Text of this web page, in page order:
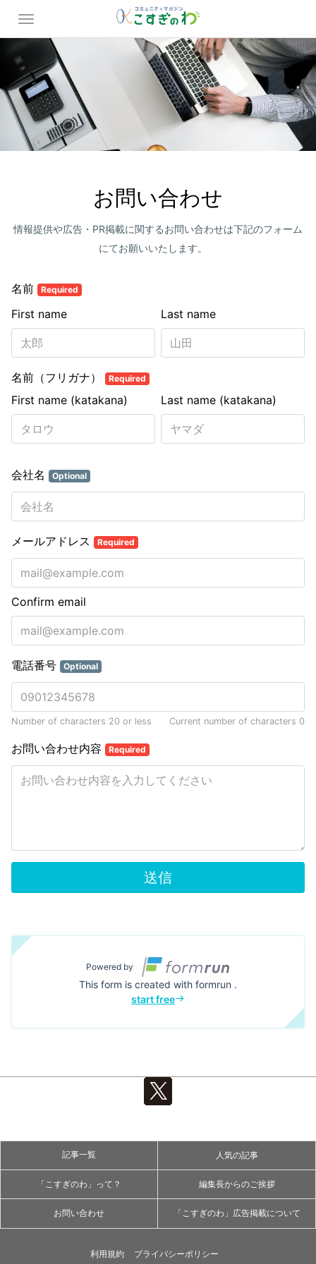
記事一覧 人気の記事
「こすぎのわ」って？ 編集長からのご挨拶
お問い合わせ 「こすぎのわ」広告掲載について
利用規約 プライバシーポリシー